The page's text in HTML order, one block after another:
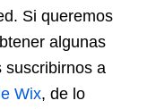
Si queremos
algunas
suscribirnos a
Wix, de lo